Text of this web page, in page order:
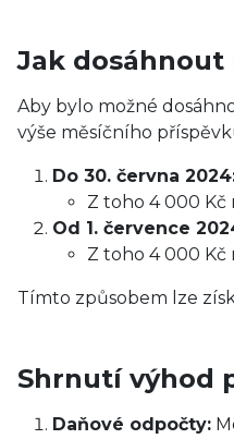
Jak
Aby bylo možné
výše měsíčního
Do 30. června
Z toho 4 000 Kč
Od 1. července
Z toho 4 000 Kč
Tímto způsobem lze
Shrnutí výhod
Daňové odpočty: